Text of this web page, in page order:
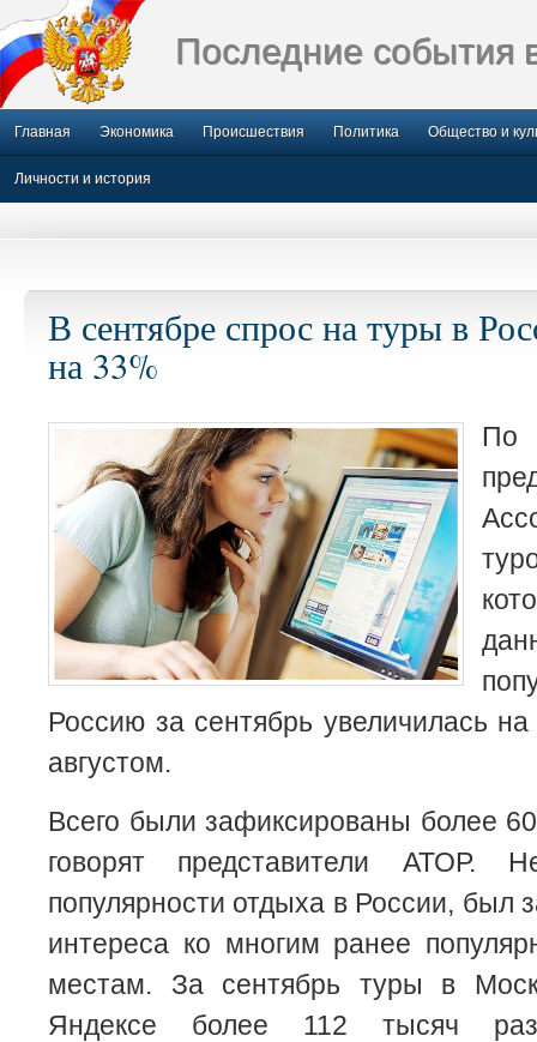
Последние события
Главная Экономика Происшествия Политика Общество и
Личности и история
В сентябре спрос на туры в
на 33%
Россию за сентябрь увеличилась
августом.
Всего были зафиксированы более
говорят представители АТОР.
популярности отдыха в России, был
интереса ко многим ранее
местам. За сентябрь туры в
Яндексе более 112 тысяч